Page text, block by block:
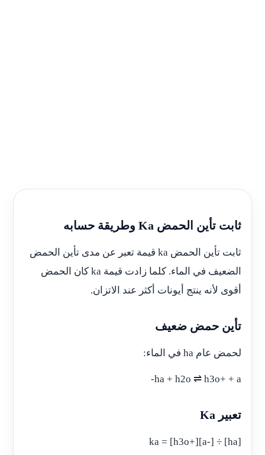
ثابت تأين الحمض Ka وطريقة حسابه
ثابت تأين الحمض ka قيمة تعبر عن مدى تأين الحمض
الضعيف في الماء. كلما زادت قيمة ka كان الحمض
أقوى لأنه ينتج أيونات أكثر عند الاتزان.
تأين حمض ضعيف
لحمض عام ha في الماء:
ha + h2o ⇌ h3o+ + a-
تعبير Ka
ka = [h3o+][a-] ÷ [ha]